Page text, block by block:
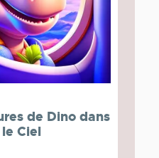
de Dino dans
le Ciel